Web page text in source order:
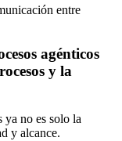
entre
agénticos
y la
ya no es solo la
y alcance.